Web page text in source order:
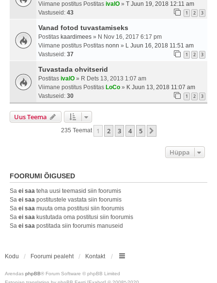
Viimane postitus Postitas ivalO » T Juun 19, 2018 12:11 am
Vastuseid: 43 1 2 3
Vanad fotod tuvastamiseks
Postitas kaardimees » N Nov 16, 2017 6:17 pm
Viimane postitus Postitas nonn » L Juun 16, 2018 11:51 am
Vastuseid: 37 1 2 3
Tuvastada ohvitserid
Postitas ivalO » R Dets 13, 2013 1:07 am
Viimane postitus Postitas LoCo » K Juun 13, 2018 11:07 am
Vastuseid: 30 1 2 3
Uus Teema
235 Teemat 1 2 3 4 5
Hüppa
FOORUMI ÕIGUSED
Sa ei saa teha uusi teemasid siin foorumis
Sa ei saa postitustele vastata siin foorumis
Sa ei saa muuta oma postitusi siin foorumis
Sa ei saa kustutada oma postitusi siin foorumis
Sa ei saa postitada siin foorumis manuseid
Kodu Foorumi pealeht Kontakt
Arendas phpBB® Forum Software © phpBB Limited